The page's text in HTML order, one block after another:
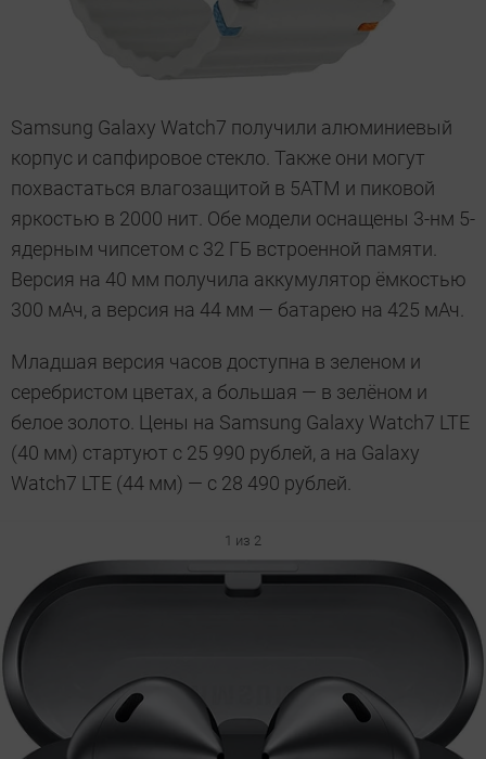
Samsung Galaxy Watch7 получили алюминиевый
корпус и сапфировое стекло. Также они могут
похвастаться влагозащитой в 5ATM и пиковой
яркостью в 2000 нит. Обе модели оснащены 3-нм 5-
ядерным чипсетом с 32 ГБ встроенной памяти.
Версия на 40 мм получила аккумулятор ёмкостью
300 мАч, а версия на 44 мм — батарею на 425 мАч.
Младшая версия часов доступна в зеленом и
серебристом цветах, а большая — в зелёном и
белое золото. Цены на Samsung Galaxy Watch7 LTE
(40 мм) стартуют с 25 990 рублей, а на Galaxy
Watch7 LTE (44 мм) — с 28 490 рублей.
1 из 2